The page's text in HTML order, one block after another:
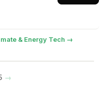
& Energy Tech →
→